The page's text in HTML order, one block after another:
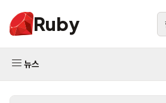
Ruby
뉴스